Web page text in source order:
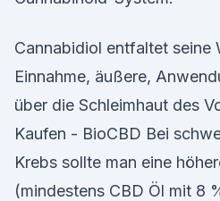
Cannabidiol entfaltet seine
Einnahme, äußere,
über die Schleimhaut des
Kaufen - BioCBD Bei
Krebs sollte man eine
(mindestens CBD Öl mit 8